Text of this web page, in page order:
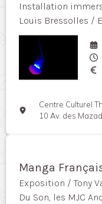
Installation
Louis Bressolles /
Centre Culturel
10 Av. des
Manga
Exposition / Tony
Du Son, les MJC